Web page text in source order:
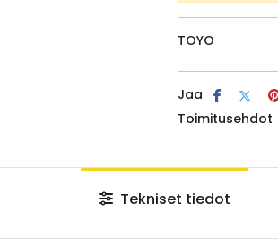
TOYO
Jaa
Toimitusehdot
Tekniset tiedot